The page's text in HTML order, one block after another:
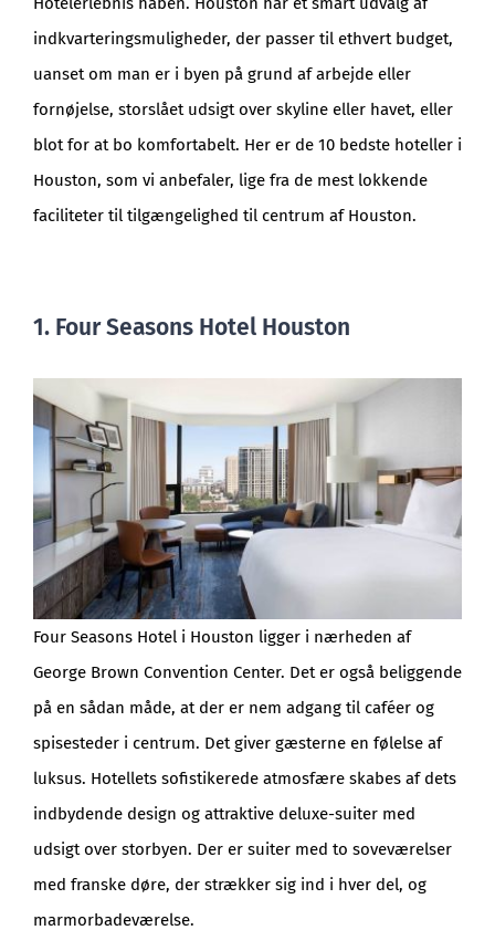
indkvarteringsmuligheder, der passer til ethvert budget,
uanset om man er i byen på grund af arbejde eller
fornøjelse, storslået udsigt over skyline eller havet, eller
blot for at bo komfortabelt. Her er de 10 bedste hoteller i
Houston, som vi anbefaler, lige fra de mest lokkende
faciliteter til tilgængelighed til centrum af Houston.
1. Four Seasons Hotel Houston
Four Seasons Hotel i Houston ligger i nærheden af
George Brown Convention Center. Det er også beliggende
på en sådan måde, at der er nem adgang til caféer og
spisesteder i centrum. Det giver gæsterne en følelse af
luksus. Hotellets sofistikerede atmosfære skabes af dets
indbydende design og attraktive deluxe-suiter med
udsigt over storbyen. Der er suiter med to soveværelser
med franske døre, der strækker sig ind i hver del, og
marmorbadeværelse.